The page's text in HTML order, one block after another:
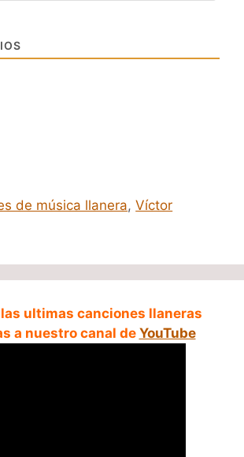
de música llanera,Víctor
ultimas canciones llaneras
a nuestro canal de YouTube